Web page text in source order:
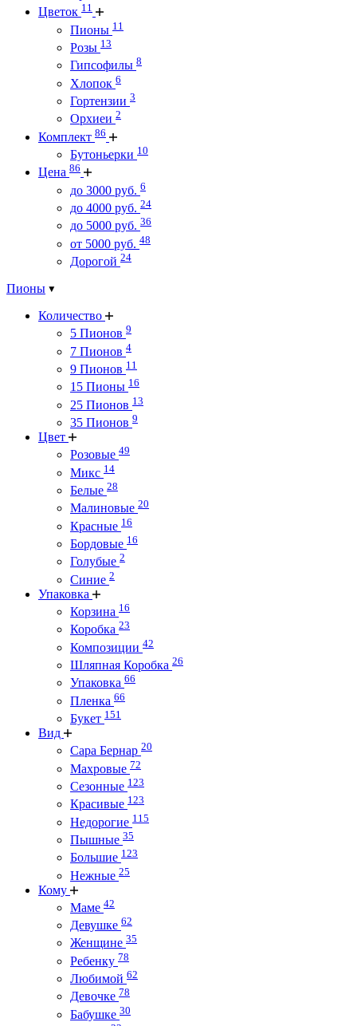
Цветок 11
Пионы 11
Розы 13
Гипсофилы 8
Хлопок 6
Гортензии 3
Орхиеи 2
Комплект 86
Бутоньерки 10
Цена 86
до 3000 руб. 6
до 4000 руб. 24
до 5000 руб. 36
от 5000 руб. 48
Дорогой 24
Пионы
Количество
5 Пионов 9
7 Пионов 4
9 Пионов 11
15 Пионы 16
25 Пионов 13
35 Пионов 9
Цвет
Розовые 49
Микс 14
Белые 28
Малиновые 20
Красные 16
Бордовые 16
Голубые 2
Синие 2
Упаковка
Корзина 16
Коробка 23
Композиции 42
Шляпная Коробка 26
Упаковка 66
Пленка 66
Букет 151
Вид
Сара Бернар 20
Махровые 72
Сезонные 123
Красивые 123
Недорогие 115
Пышные 35
Большие 123
Нежные 25
Кому
Маме 42
Девушке 62
Женщине 35
Ребенку 78
Любимой 62
Девочке 78
Бабушке 30